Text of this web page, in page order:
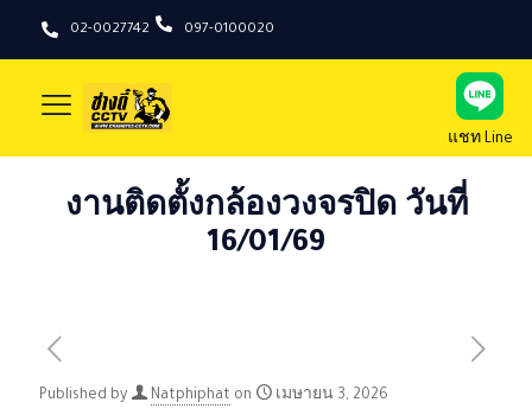
02-0027742 097-0100020
แชท Line
งานติดตั้งกล้องวงจรปิด วันที่
16/01/69
Published by Natphiphat on เมษายน 3, 2026